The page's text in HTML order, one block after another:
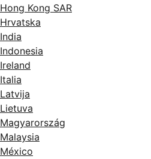
Hong Kong SAR
Hrvatska
India
Indonesia
Ireland
Italia
Latvija
Lietuva
Magyarország
Malaysia
México